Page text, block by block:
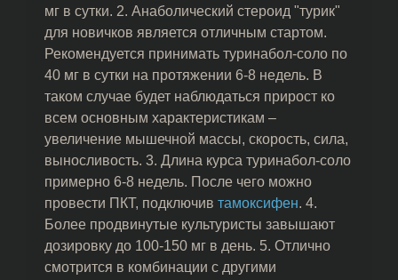
мг в сутки. 2. Анаболический стероид "турик"
для новичков является отличным стартом.
Рекомендуется принимать туринабол-соло по
40 мг в сутки на протяжении 6-8 недель. В
таком случае будет наблюдаться прирост ко
всем основным характеристикам –
увеличение мышечной массы, скорость, сила,
выносливость. 3. Длина курса туринабол-соло
примерно 6-8 недель. После чего можно
провести ПКТ, подключив тамоксифен. 4.
Более продвинутые культуристы завышают
дозировку до 100-150 мг в день. 5. Отлично
смотрится в комбинации с другими